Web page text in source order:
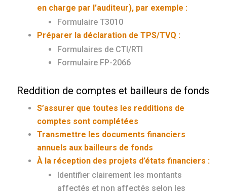
en charge par l’auditeur), par exemple :
Formulaire T3010
Préparer la déclaration de TPS/TVQ :
Formulaires de CTI/RTI
Formulaire FP-2066
Reddition de comptes et bailleurs de fonds
S’assurer que toutes les redditions de
comptes sont complétées
Transmettre les documents financiers
annuels aux bailleurs de fonds
À la réception des projets d’états financiers :
Identifier clairement les montants
affectés et non affectés selon les